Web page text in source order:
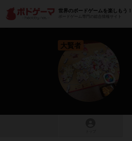
世界のボードゲームを楽しもう！
ボードゲーム専門の総合情報サイト
大賢者